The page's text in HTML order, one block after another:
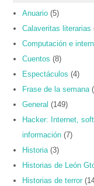
Anuario (5)
Calaveritas literarias
Computación e
Cuentos (8)
Espectáculos (4)
Frase de la semana
General (149)
Hacker: Internet,
información (7)
Historia (3)
Historias de León
Historias de terror